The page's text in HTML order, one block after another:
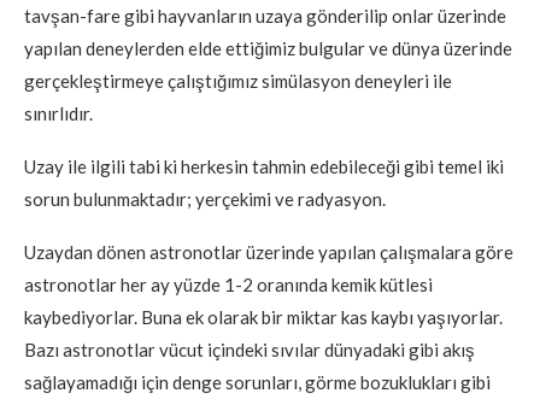
tavşan-fare gibi hayvanların uzaya gönderilip onlar üzerinde
yapılan deneylerden elde ettiğimiz bulgular ve dünya üzerinde
gerçekleştirmeye çalıştığımız simülasyon deneyleri ile
sınırlıdır.
Uzay ile ilgili tabi ki herkesin tahmin edebileceği gibi temel iki
sorun bulunmaktadır; yerçekimi ve radyasyon.
Uzaydan dönen astronotlar üzerinde yapılan çalışmalara göre
astronotlar her ay yüzde 1-2 oranında kemik kütlesi
kaybediyorlar. Buna ek olarak bir miktar kas kaybı yaşıyorlar.
Bazı astronotlar vücut içindeki sıvılar dünyadaki gibi akış
sağlayamadığı için denge sorunları, görme bozuklukları gibi